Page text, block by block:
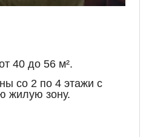
40 до 56 м².
со 2 по 4 этажи с
жилую зону.